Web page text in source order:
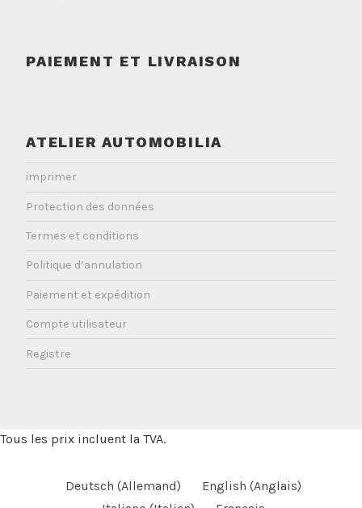
PAIEMENT ET LIVRAISON
ATELIER AUTOMOBILIA
imprimer
Protection des données
Termes et conditions
Politique d’annulation
Paiement et expédition
Compte utilisateur
Registre
Tous les prix incluent la TVA.
Deutsch (Allemand) English (Anglais)